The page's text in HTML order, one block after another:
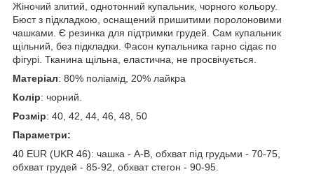
Жіночий злитий, однотонний купальник, чорного кольору.
Бюст з підкладкою, оснащений пришитими поролоновими
чашками. Є резинка для підтримки грудей. Сам купальник
щільний, без підкладки. Фасон купальника гарно сідає по
фігурі. Тканина щільна, еластична, не просвічується.
Матеріал: 80% поліамід, 20% лайкра
Колір: чорний.
Розмір: 40, 42, 44, 46, 48, 50
Параметри:
40 EUR (UKR 46): чашка - A-B, обхват під грудьми - 70-75,
обхват грудей - 85-92, обхват стегон - 90-95.